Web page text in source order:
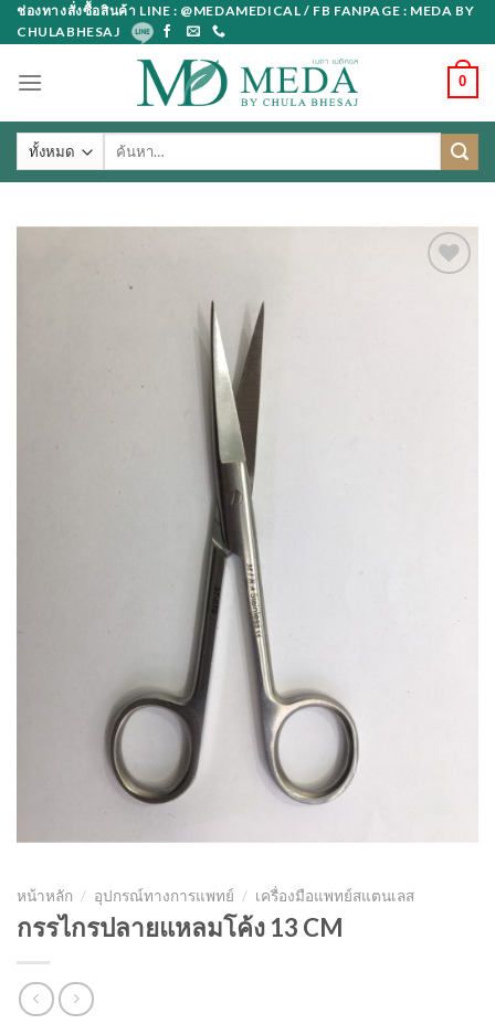
Skip
to
ช่องทางสั่งซื้อสินค้า LINE : @MEDAMEDICAL / FB FANPAGE : MEDA BY
CHULABHESAJ
0
ค้นหา:
หน้าหลัก / อุปกรณ์ทางการแพทย์ / เครื่องมือแพทย์สแตนเลส
กรรไกรปลายแหลมโค้ง 13 CM